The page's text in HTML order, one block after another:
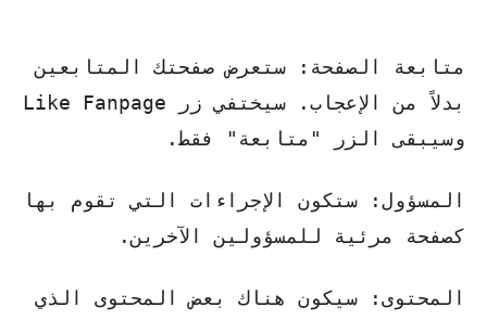
متابعة الصفحة: ستعرض صفحتك المتابعين
بدلاً من الإعجاب. سيختفي زر Like Fanpage
وسيبقى الزر "متابعة" فقط.
المسؤول: ستكون الإجراءات التي تقوم بها
كصفحة مرئية للمسؤولين الآخرين.
المحتوى: سيكون هناك بعض المحتوى الذي